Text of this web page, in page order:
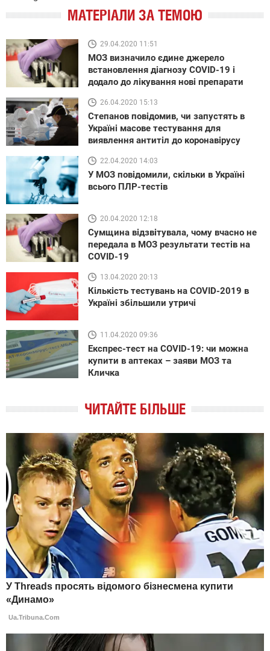
МАТЕРІАЛИ ЗА ТЕМОЮ
29.04.2020 11:51
МОЗ визначило єдине джерело
встановлення діагнозу COVID-19 і
додало до лікування нові препарати
26.04.2020 15:13
Степанов повідомив, чи запустять в
Україні масове тестування для
виявлення антитіл до коронавірусу
22.04.2020 14:03
У МОЗ повідомили, скільки в Україні
всього ПЛР-тестів
20.04.2020 12:18
Сумщина відзвітувала, чому вчасно не
передала в МОЗ результати тестів на
COVID-19
13.04.2020 20:13
Кількість тестувань на COVID-2019 в
Україні збільшили утричі
11.04.2020 09:36
Експрес-тест на COVID-19: чи можна
купити в аптеках – заяви МОЗ та
Кличка
ЧИТАЙТЕ БІЛЬШЕ